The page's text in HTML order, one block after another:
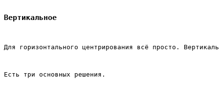
Вертикальное
Для горизонтального центрирования всё просто.
Есть три основных решения.